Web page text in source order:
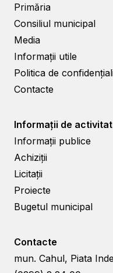
Primăria
Consiliul municipal
Media
Informații utile
Politica de
Contacte
Informații de
Informații publice
Achiziții
Licitații
Proiecte
Bugetul municipal
Contacte
mun. Cahul, Piata